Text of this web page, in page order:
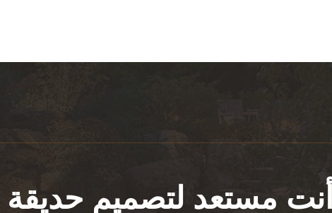
مستعد لتصميم